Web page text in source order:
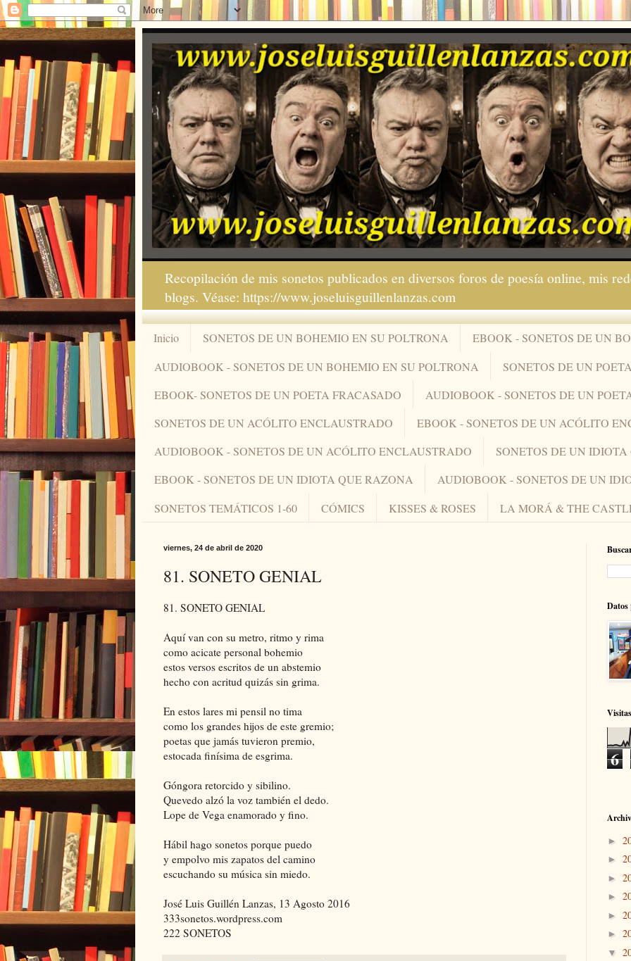
Recopilación de mis sonetos publicados en diversos foros de poesía online, mis
blogs. Véase: https://www.joseluisguillenlanzas.com
Inicio SONETOS DE UN BOHEMIO EN SU POLTRONA
EBOOK - SONETOS DE UN
AUDIOBOOK - SONETOS DE UN BOHEMIO EN SU POLTRONA
SONETOS DE UN
EBOOK- SONETOS DE UN POETA FRACASADO
AUDIOBOOK - SONETOS DE UN
SONETOS DE UN ACÓLITO ENCLAUSTRADO
EBOOK - SONETOS DE UN ACÓLITO
AUDIOBOOK - SONETOS DE UN ACÓLITO ENCLAUSTRADO
SONETOS DE UN
EBOOK - SONETOS DE UN IDIOTA QUE RAZONA
AUDIOBOOK - SONETOS DE UN
SONETOS TEMÁTICOS 1-60
CÓMICS KISSES & ROSES LA MORÁ & THE
viernes, 24 de abril de 2020
81. SONETO GENIAL
81. SONETO GENIAL
Aquí van con su metro, ritmo y rima
como acicate personal bohemio
estos versos escritos de un abstemio
hecho con acritud quizás sin grima.
En estos lares mi pensil no tima
como los grandes hijos de este gremio;
poetas que jamás tuvieron premio,
estocada finísima de esgrima.
Góngora retorcido y sibilino.
Quevedo alzó la voz también el dedo.
Lope de Vega enamorado y fino.
Hábil hago sonetos porque puedo
y empolvo mis zapatos del camino
escuchando su música sin miedo.
José Luis Guillén Lanzas, 13 Agosto 2016
333sonetos.wordpress.com
222 SONETOS
Datos
Visitas
6
►
►
►
►
►
►
▼